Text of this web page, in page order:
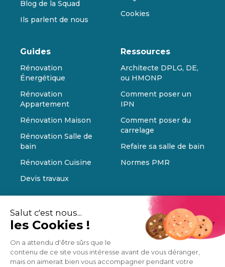
Salut c'est nous...
les Cookies !
On a attendu d'être sûrs que le
contenu de ce site vous intéresse avant de vous déranger,
mais on aimerait bien vous accompagner pendant votre
Blog de la Squad
Ils parlent de nous
Cookies
Guides
Rénovation
Énergétique
Rénovation
Appartement
Rénovation Maison
Rénovation Salle de
bain
Rénovation Cuisine
Devis travaux
Ressources
Architecte DPLG, DE,
ou HMONP
Comment poser un
IPN
Comment poser du
carrelage
Refaire sa salle de bain
Normes PMR